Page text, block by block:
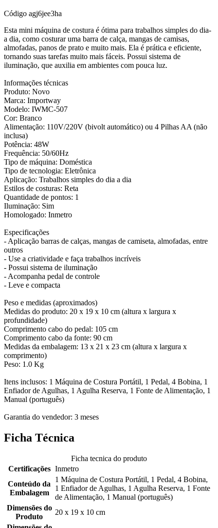
Código agj6jee3ha
Esta mini máquina de costura é ótima para trabalhos simples do dia-
a dia, como costurar uma barra de calça, mangas de camisas,
almofadas, panos de prato e muito mais. Ela é prática e eficiente,
tornando suas tarefas muito mais fáceis. Possui sistema de
iluminação, que auxilia em ambientes com pouca luz.
Informações técnicas
Produto: Novo
Marca: Importway
Modelo: IWMC-507
Cor: Branco
Alimentação: 110V/220V (bivolt automático) ou 4 Pilhas AA (não
inclusa)
Potência: 48W
Frequência: 50/60Hz
Tipo de máquina: Doméstica
Tipo de tecnologia: Eletrônica
Aplicação: Trabalhos simples do dia a dia
Estilos de costuras: Reta
Quantidade de pontos: 1
Iluminação: Sim
Homologado: Inmetro
Especificações
- Aplicação barras de calças, mangas de camiseta, almofadas, entre
outros
- Use a criatividade e faça trabalhos incríveis
- Possui sistema de iluminação
- Acompanha pedal de controle
- Leve e compacta
Peso e medidas (aproximados)
Medidas do produto: 20 x 19 x 10 cm (altura x largura x
profundidade)
Comprimento cabo do pedal: 105 cm
Comprimento cabo da fonte: 90 cm
Medidas da embalagem: 13 x 21 x 23 cm (altura x largura x
comprimento)
Peso: 1.0 Kg
Itens inclusos: 1 Máquina de Costura Portátil, 1 Pedal, 4 Bobina, 1
Enfiador de Agulhas, 1 Agulha Reserva, 1 Fonte de Alimentação, 1
Manual (português)
Garantia do vendedor: 3 meses
Ficha Técnica
Ficha tecnica do produto
Certificações Inmetro
Conteúdo da
Embalagem
1 Máquina de Costura Portátil, 1 Pedal, 4 Bobina,
1 Enfiador de Agulhas, 1 Agulha Reserva, 1 Fonte
de Alimentação, 1 Manual (português)
Dimensões do
Produto
20 x 19 x 10 cm